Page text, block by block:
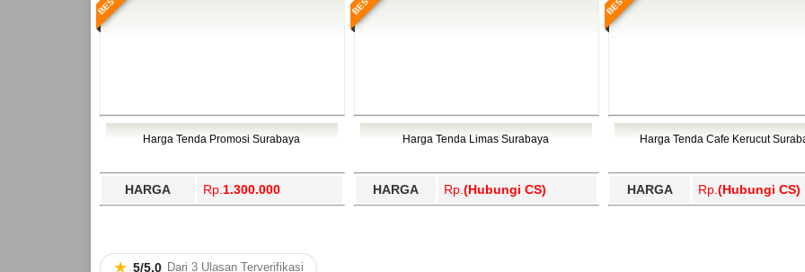
Harga Tenda Promosi Surabaya
HARGA Rp. 1.300.000
Harga Tenda Limas Surabaya
HARGA Rp. (Hubungi CS)
Harga Tenda Cafe Kerucut
HARGA Rp. (Hubungi CS)
★ 5/5.0 Dari 3 Ulasan Terverifikasi